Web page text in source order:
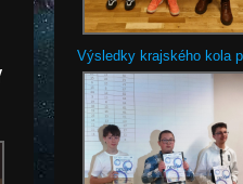
Výsledky krajského kola